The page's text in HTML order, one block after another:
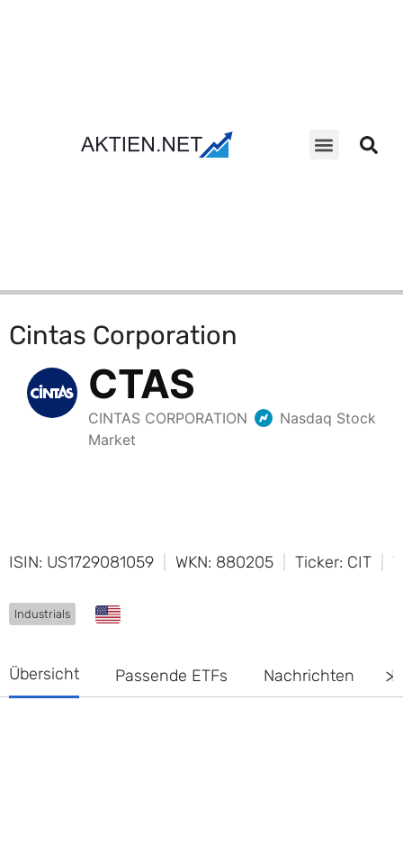
Cintas Corporation
ISIN: US1729081059 WKN: 880205 Ticker: CIT
Industrials
Übersicht Passende ETFs Nachrichten